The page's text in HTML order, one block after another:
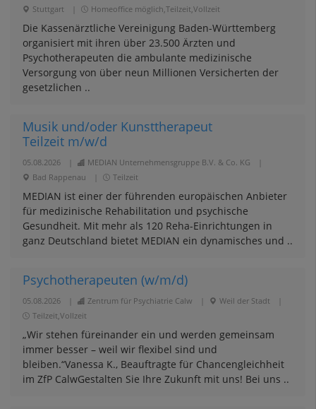
Stuttgart Homeoffice möglich,Teilzeit,Vollzeit
Die Kassenärztliche Vereinigung Baden-Württemberg
organisiert mit ihren über 23.500 Ärzten und
Psychotherapeuten die ambulante medizinische
Versorgung von über neun Millionen Versicherten der
gesetzlichen ..
Musik und/oder Kunsttherapeut
Teilzeit m/w/d
05.08.2026 MEDIAN Unternehmensgruppe B.V. & Co. KG
Bad Rappenau
Teilzeit
MEDIAN ist einer der führenden europäischen Anbieter
für medizinische Rehabilitation und psychische
Gesundheit. Mit mehr als 120 Reha-Einrichtungen in
ganz Deutschland bietet MEDIAN ein dynamisches und ..
Psychotherapeuten (w/m/d)
05.08.2026 Zentrum für Psychiatrie Calw Weil der Stadt
Teilzeit,Vollzeit
„Wir stehen füreinander ein und werden gemeinsam
immer besser – weil wir flexibel sind und
bleiben.“Vanessa K., Beauftragte für Chancengleichheit
im ZfP CalwGestalten Sie Ihre Zukunft mit uns! Bei uns ..